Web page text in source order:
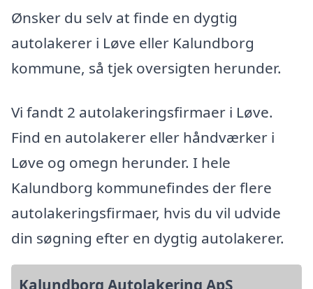
Ønsker du selv at finde en dygtig
autolakerer i Løve eller Kalundborg
kommune, så tjek oversigten herunder.
Vi fandt 2 autolakeringsfirmaer i Løve.
Find en autolakerer eller håndværker i
Løve og omegn herunder. I hele
Kalundborg kommunefindes der flere
autolakeringsfirmaer, hvis du vil udvide
din søgning efter en dygtig autolakerer.
Kalundborg Autolakering ApS